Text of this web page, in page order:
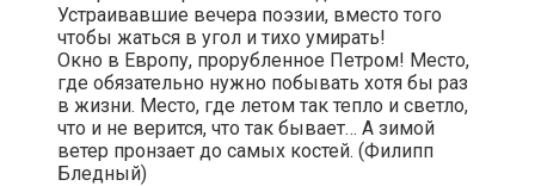
Устраивавшие вечера поэзии, вместо того
чтобы жаться в угол и тихо умирать!
Окно в Европу, прорубленное Петром! Место,
где обязательно нужно побывать хотя бы раз
в жизни. Место, где летом так тепло и светло,
что и не верится, что так бывает… А зимой
ветер пронзает до самых костей. (Филипп
Бледный)